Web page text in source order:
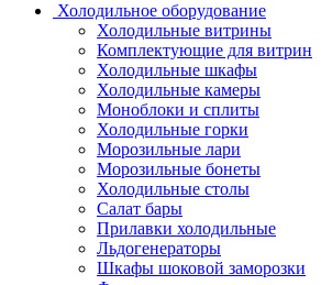
Холодильное оборудование
Холодильные витрины
Комплектующие для витрин
Холодильные шкафы
Холодильные камеры
Моноблоки и сплиты
Холодильные горки
Морозильные лари
Морозильные бонеты
Холодильные столы
Салат бары
Прилавки холодильные
Льдогенераторы
Шкафы шоковой заморозки